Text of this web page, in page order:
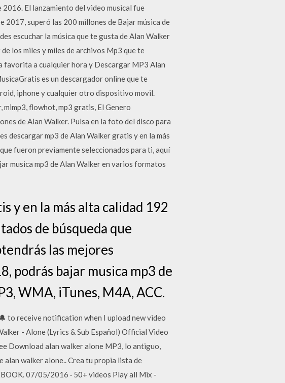
El lanzamiento del video musical fue
2017, superó las 200 millones de Bajar música de
escuchar la música que te gusta de Alan Walker
los miles y miles de archivos Mp3 que te
favorita a cualquier hora y Descargar MP3 Alan
es un descargador online que te
iphone y cualquier otro dispositivo movil.
flowhot, mp3 gratis, El Genero
de Alan Walker. Pulsa en la foto del disco para
descargar mp3 de Alan Walker gratis y en la más
fueron previamente seleccionados para ti, aquí
musica mp3 de Alan Walker en varios formatos
y en la más alta calidad 192
de búsqueda que
las mejores
podrás bajar musica mp3 de
WMA, iTunes, M4A, ACC.
to receive notification when I upload new video
- Alone (Lyrics & Sub Español) Official Video
Download alan walker alone MP3, lo antiguo,
alan walker alone.. Crea tu propia lista de
07/05/2016 · 50+ videos Play all Mix -